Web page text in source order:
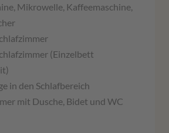
Mikrowelle, Kaffeemaschine,
(Einzelbett
in den Schlafbereich
mit Dusche, Bidet und WC